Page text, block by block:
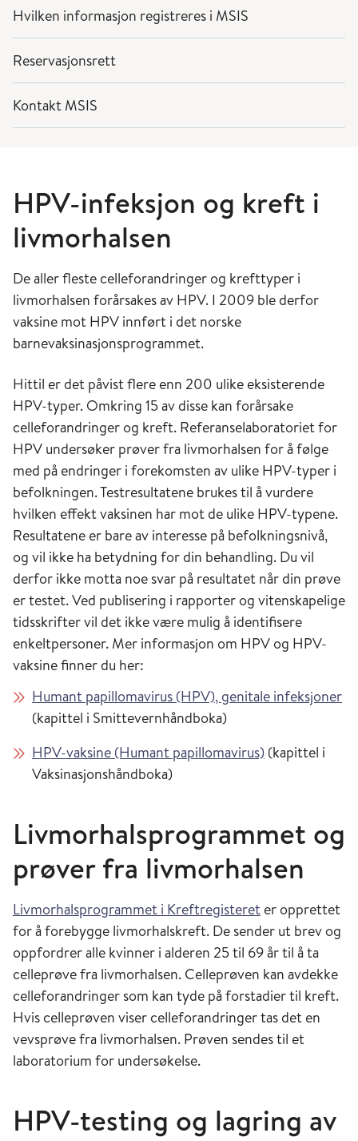
Hvilken informasjon registreres i MSIS
Reservasjonsrett
Kontakt MSIS
HPV-infeksjon og kreft i
livmorhalsen
De aller fleste celleforandringer og krefttyper i
livmorhalsen forårsakes av HPV. I 2009 ble derfor
vaksine mot HPV innført i det norske
barnevaksinasjonsprogrammet.
Hittil er det påvist flere enn 200 ulike eksisterende
HPV-typer. Omkring 15 av disse kan forårsake
celleforandringer og kreft. Referanselaboratoriet for
HPV undersøker prøver fra livmorhalsen for å følge
med på endringer i forekomsten av ulike HPV-typer i
befolkningen. Testresultatene brukes til å vurdere
hvilken effekt vaksinen har mot de ulike HPV-typene.
Resultatene er bare av interesse på befolkningsnivå,
og vil ikke ha betydning for din behandling. Du vil
derfor ikke motta noe svar på resultatet når din prøve
er testet. Ved publisering i rapporter og vitenskapelige
tidsskrifter vil det ikke være mulig å identifisere
enkeltpersoner. Mer informasjon om HPV og HPV-
vaksine finner du her:
Humant papillomavirus (HPV), genitale infeksjoner
(kapittel i Smittevernhåndboka)
HPV-vaksine (Humant papillomavirus) (kapittel i
Vaksinasjonshåndboka)
Livmorhalsprogrammet og
prøver fra livmorhalsen
Livmorhalsprogrammet i Kreftregisteret er opprettet
for å forebygge livmorhalskreft. De sender ut brev og
oppfordrer alle kvinner i alderen 25 til 69 år til å ta
celleprøve fra livmorhalsen. Celleprøven kan avdekke
celleforandringer som kan tyde på forstadier til kreft.
Hvis celleprøven viser celleforandringer tas det en
vevsprøve fra livmorhalsen. Prøven sendes til et
laboratorium for undersøkelse.
HPV-testing og lagring av